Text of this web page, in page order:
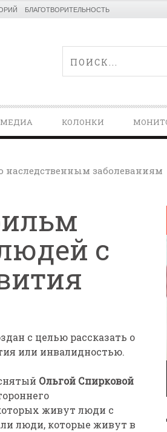
БЛАГОТВОРИТЕЛЬНОСТЬ
КОЛОНКИ
заболеваниям
с
с целью рассказать о
или инвалидностью.
Ольгой Спирковой
живут люди с
люди, которые живут в
КАК ЖЕНЩИНА ИЗ НОВОПОЛОЦКА
СЕБЯ В ИСКУССТВЕ
31 АВГ